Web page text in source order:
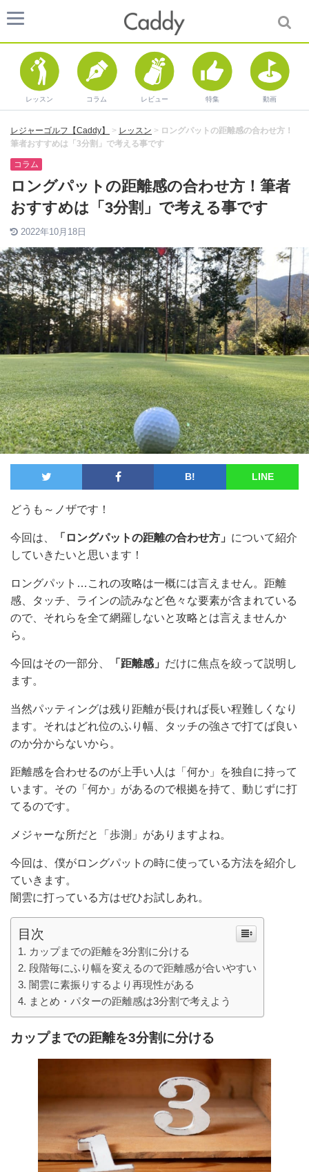
レッスン コラム レビュー 特集 動画
レジャーゴルフ【Caddy】 > レッスン > ロングパットの距離感の合わせ方！
筆者おすすめは「3分割」で考える事です
コラム
ロングパットの距離感の合わせ方！筆者
おすすめは「3分割」で考える事です
2022年10月18日
B! LINE
どうも～ノザです！
今回は、 「ロングパットの距離の合わせ方」 について紹介
していきたいと思います！
ロングパット…これの攻略は一概には言えません。距離
感、タッチ、ラインの読みなど色々な要素が含まれている
ので、それらを全て網羅しないと攻略とは言えませんか
ら。
今回はその一部分、 「距離感」 だけに焦点を絞って説明し
ます。
当然パッティングは残り距離が長ければ長い程難しくなり
ます。それはどれ位のふり幅、タッチの強さで打てば良い
のか分からないから。
距離感を合わせるのが上手い人は「何か」を独自に持って
います。その「何か」があるので根拠を持て、動じずに打
てるのです。
メジャーな所だと「歩測」がありますよね。
今回は、僕がロングパットの時に使っている方法を紹介し
ていきます。
闇雲に打っている方はぜひお試しあれ。
目次
カップまでの距離を3分割に分ける
段階毎にふり幅を変えるので距離感が合いやすい
闇雲に素振りするより再現性がある
まとめ・パターの距離感は3分割で考えよう
カップまでの距離を3分割に分ける